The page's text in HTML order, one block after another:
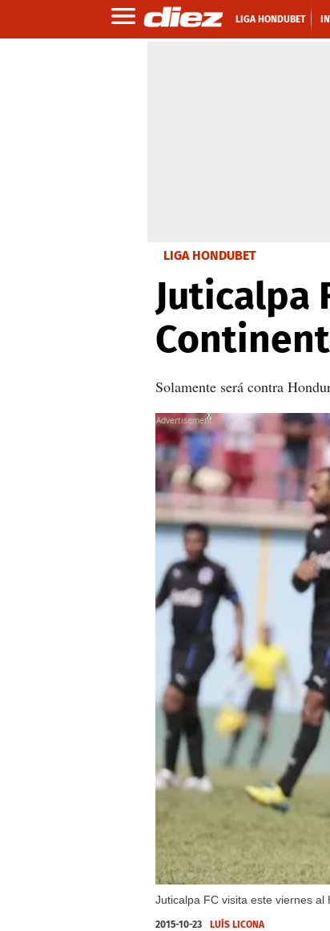
LIGA HONDUBET
LIGA HONDUBET
Juticalpa
Solamente será contra
Juticalpa FC visita este viernes al
X
2015-10-23 LUÍS LICONA